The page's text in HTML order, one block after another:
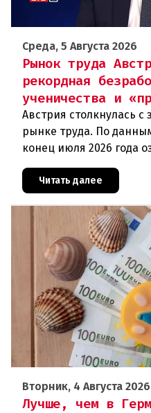
Среда, 5 Августа 2026
Рынок труда
рекордная
ученичества и
Австрия столкнулась
рынке труда. По
конец июля 2026 года
зарегистрированы как
Читать далее
Вторник, 4 Августа 2026
Лучше, чем в